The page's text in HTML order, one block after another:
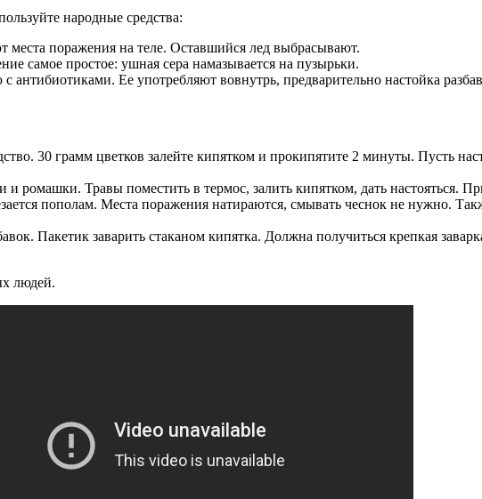
народные средства:
поражения на теле. Оставшийся лед выбрасывают.
самое простое: ушная сера намазывается на пузырьки.
антибиотиками. Ее употребляют вовнутрь, предварительно настойка
30 грамм цветков залейте кипятком и прокипятите 2 минуты. Пусть
ромашки. Травы поместить в термос, залить кипятком, дать настояться.
пополам. Места поражения натираются, смывать чеснок не нужно.
Пакетик заварить стаканом кипятка. Должна получиться крепкая
людей.